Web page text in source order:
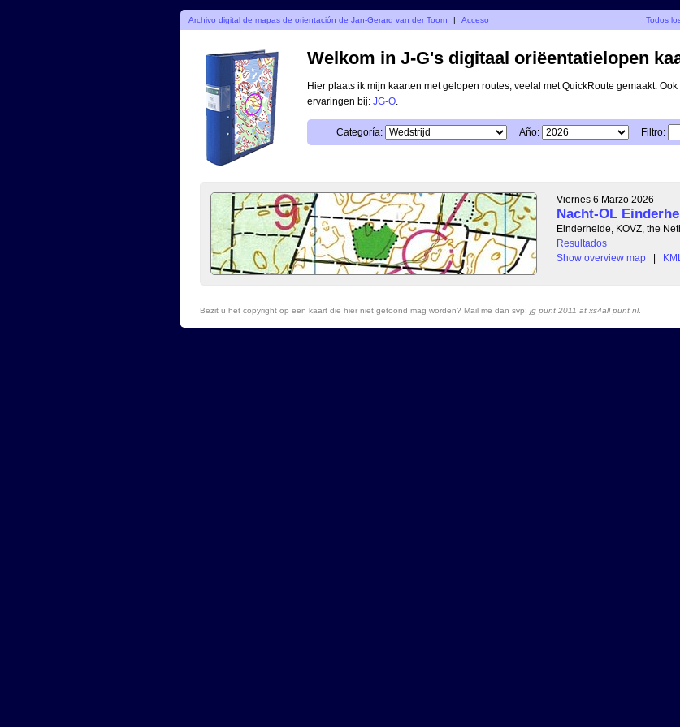
Archivo digital de mapas de orientación de Jan-Gerard van der Toorn | Acceso Todos
Welkom in J-G's digitaal oriëentatielopen
Hier plaats ik mijn kaarten met gelopen routes, veelal met QuickRoute gemaakt.
ervaringen bij: JG-O
Categoría: Año: Filtro:
Viernes 6 Marzo 2026
Nacht-OL
Einderheide, KOVZ, the
Resultados
Show overview map
| KML
Bezit u het copyright op een kaart die hier niet getoond mag worden? Mail me dan svp: jg punt 2011 at xs4all punt nl.